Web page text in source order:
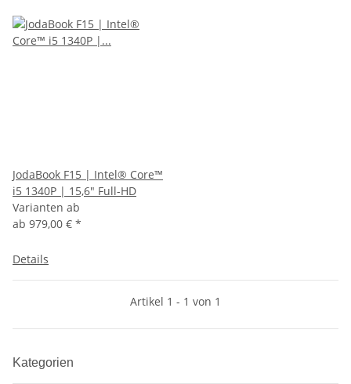
JodaBook F15 | Intel® Core™
i5 1340P | 15,6" Full-HD
Varianten ab
ab 979,00 € *
Details
Artikel 1 - 1 von 1
Kategorien